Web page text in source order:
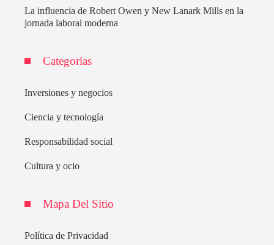
La influencia de Robert Owen y New Lanark Mills en la
jornada laboral moderna
Categorías
Inversiones y negocios
Ciencia y tecnología
Responsabilidad social
Cultura y ocio
Mapa Del Sitio
Política de Privacidad